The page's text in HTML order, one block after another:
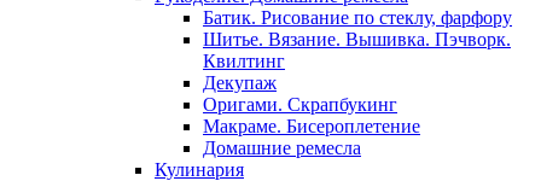
Батик. Рисование по стеклу, фарфору
Шитье. Вязание. Вышивка. Пэчворк.
Квилтинг
Декупаж
Оригами. Скрапбукинг
Макраме. Бисероплетение
Домашние ремесла
Кулинария